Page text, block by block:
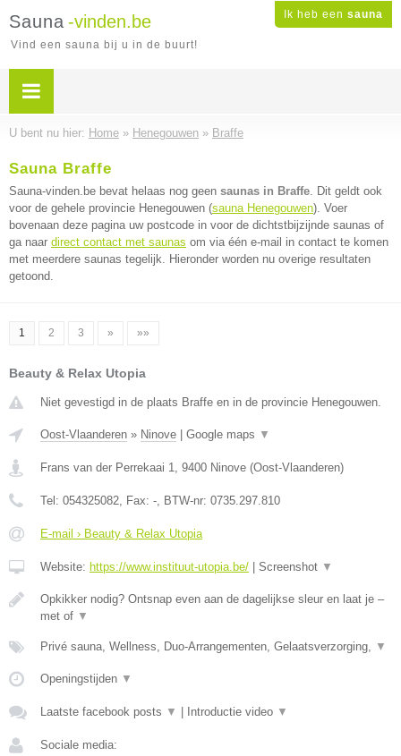
Ik heb een sauna
Sauna -vinden.be
Vind een sauna bij u in de buurt!
U bent nu hier: Home » Henegouwen » Braffe
Sauna Braffe
Sauna-vinden.be bevat helaas nog geen saunas in Braffe. Dit geldt ook
voor de gehele provincie Henegouwen (sauna Henegouwen). Voer
bovenaan deze pagina uw postcode in voor de dichtstbijzijnde saunas of
ga naar direct contact met saunas om via één e-mail in contact te komen
met meerdere saunas tegelijk. Hieronder worden nu overige resultaten
getoond.
1 2 3 » »»
Beauty & Relax Utopia
Niet gevestigd in de plaats Braffe en in de provincie Henegouwen.
Oost-Vlaanderen » Ninove Google maps ▼
Frans van der Perrekaai 1, 9400 Ninove (Oost-Vlaanderen)
Tel: 054325082, Fax: -, BTW-nr: 0735.297.810
E-mail › Beauty & Relax Utopia
Website: https://www.instituut-utopia.be/ Screenshot ▼
Opkikker nodig? Ontsnap even aan de dagelijkse sleur en laat je –
met of ▼
Privé sauna, Wellness, Duo-Arrangementen, Gelaatsverzorging, ▼
Openingstijden ▼
Laatste facebook posts ▼ Introductie video ▼
Sociale media: